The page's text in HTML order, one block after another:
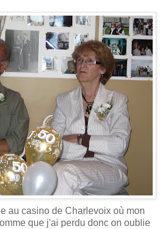
au casino de Charlevoix où mon
que j'ai perdu donc on oublie